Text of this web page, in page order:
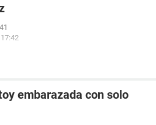
embarazada con solo